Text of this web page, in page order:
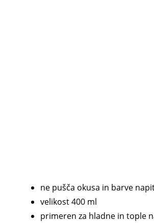
ne pušča okusa in barve
velikost 400 ml
primeren za hladne in tople